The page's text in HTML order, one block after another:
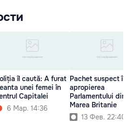
îl caută: A furat
unei femei în
Capitalei
6 Мар. 14:36
Pachet suspect în
apropierea
Parlamentului din
Marea Britanie
13 Фев. 22:40